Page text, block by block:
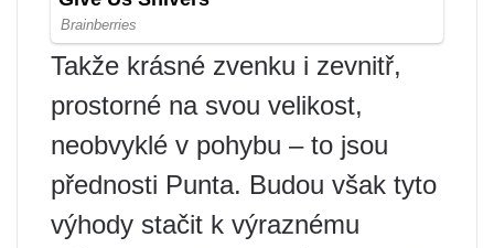
Takže krásné zvenku i zevnitř,
prostorné na svou velikost,
neobvyklé v pohybu – to jsou
přednosti Punta. Budou však tyto
výhody stačit k výraznému